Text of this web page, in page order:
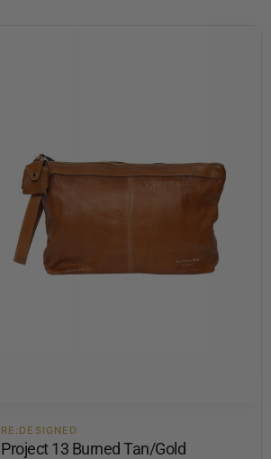
RE:DESIGNED
Project 13 Burned Tan/Gold